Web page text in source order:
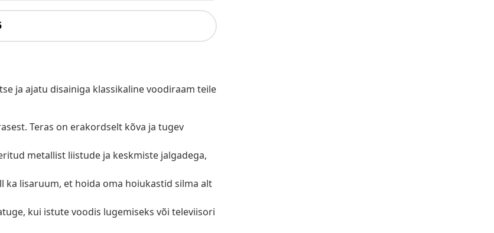
ja ajatu disainiga klassikaline voodiraam teile
Teras on erakordselt kõva ja tugev
metallist liistude ja keskmiste jalgadega,
ka lisaruum, et hoida oma hoiukastid silma alt
kui istute voodis lugemiseks või televiisori